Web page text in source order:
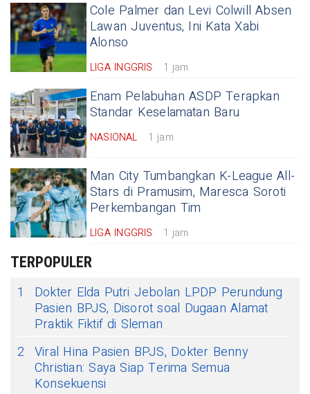
Cole Palmer dan Levi Colwill Absen
Lawan Juventus, Ini Kata Xabi
Alonso
LIGA INGGRIS 1 jam
Enam Pelabuhan ASDP Terapkan
Standar Keselamatan Baru
NASIONAL 1 jam
Man City Tumbangkan K-League All-
Stars di Pramusim, Maresca Soroti
Perkembangan Tim
LIGA INGGRIS 1 jam
TERPOPULER
1
Dokter Elda Putri Jebolan LPDP Perundung
Pasien BPJS, Disorot soal Dugaan Alamat
Praktik Fiktif di Sleman
2 Viral Hina Pasien BPJS, Dokter Benny
Christian: Saya Siap Terima Semua
Konsekuensi